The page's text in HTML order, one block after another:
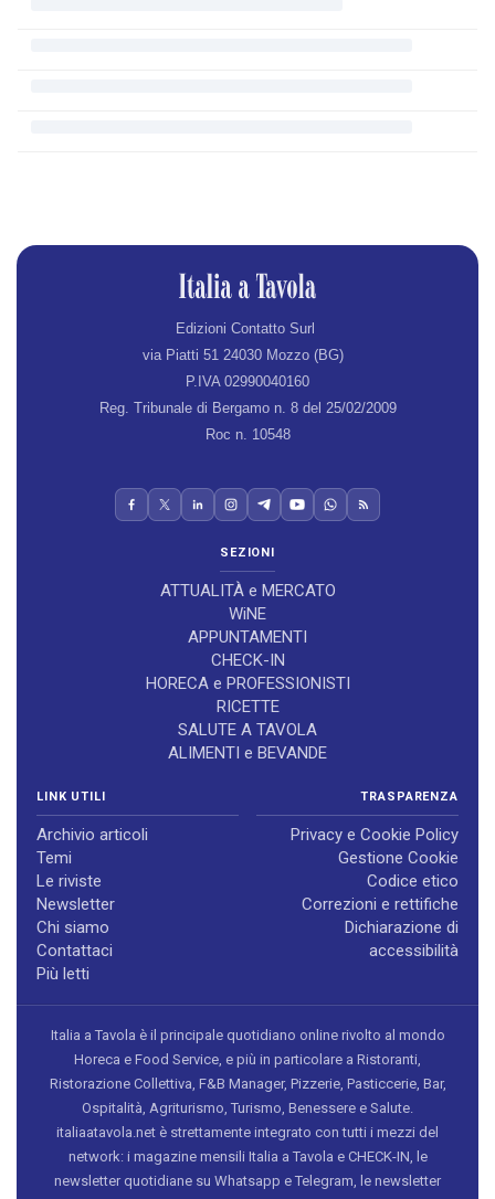
Edizioni Contatto Surl
via Piatti 51 24030 Mozzo (BG)
P.IVA 02990040160
Reg. Tribunale di Bergamo n. 8 del 25/02/2009
Roc n. 10548
SEZIONI
ATTUALITÀ e MERCATO
WiNE
APPUNTAMENTI
CHECK-IN
HORECA e PROFESSIONISTI
RICETTE
SALUTE A TAVOLA
ALIMENTI e BEVANDE
LINK UTILI
Archivio articoli
Temi
Le riviste
Newsletter
Chi siamo
Contattaci
Più letti
TRASPARENZA
Privacy e Cookie Policy
Gestione Cookie
Codice etico
Correzioni e rettifiche
Dichiarazione di
accessibilità
Italia a Tavola è il principale quotidiano online rivolto al mondo
Horeca e Food Service, e più in particolare a Ristoranti,
Ristorazione Collettiva, F&B Manager, Pizzerie, Pasticcerie, Bar,
Ospitalità, Agriturismo, Turismo, Benessere e Salute.
italiaatavola.net è strettamente integrato con tutti i mezzi del
network: i magazine mensili Italia a Tavola e CHECK-IN, le
newsletter quotidiane su Whatsapp e Telegram, le newsletter